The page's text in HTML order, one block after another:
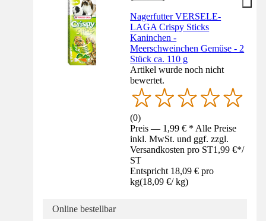
Nagerfutter VERSELE-
LAGA Crispy Sticks
Kaninchen -
Meerschweinchen Gemüse - 2
Stück ca. 110 g
Artikel wurde noch nicht
bewertet.
(0)
Preis — 1,99 € * Alle Preise
inkl. MwSt. und ggf. zzgl.
Versandkosten pro ST1,99 €*/
ST
Entspricht 18,09 € pro
kg(18,09 €/ kg)
Online bestellbar